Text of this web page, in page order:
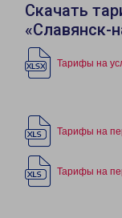
Скачать
«Славянск-
Тарифы на
Тарифы на
Тарифы на